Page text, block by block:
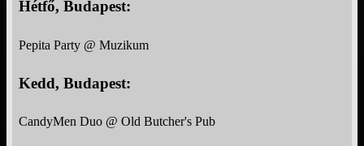
Hétfő, Budapest:
Pepita Party @ Muzikum
Kedd, Budapest:
CandyMen Duo @ Old Butcher's Pub